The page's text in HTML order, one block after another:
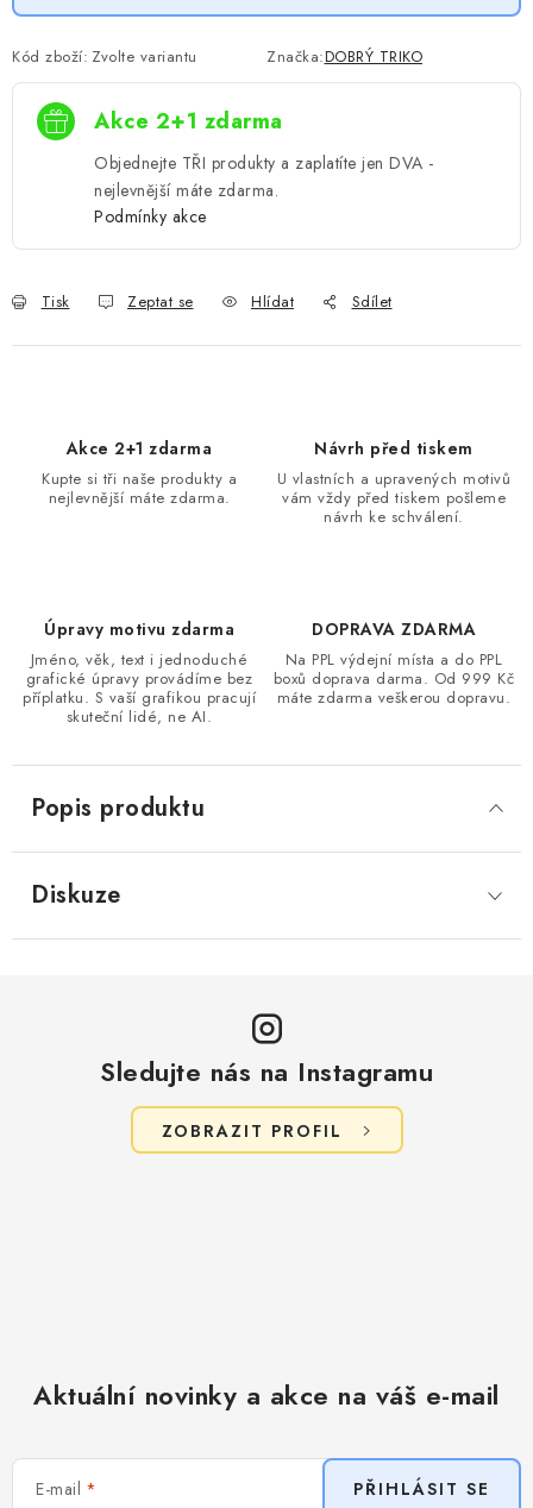
Kód zboží: Zvolte variantu Značka:DOBRÝ TRIKO
Akce 2+1 zdarma
Objednejte TŘI produkty a zaplatíte jen DVA -
nejlevnější máte zdarma.
Podmínky akce
Tisk Zeptat se Hlídat Sdílet
Akce 2+1 zdarma
Kupte si tři naše produkty a
nejlevnější máte zdarma.
Návrh před tiskem
U vlastních a upravených motivů
vám vždy před tiskem pošleme
návrh ke schválení.
Úpravy motivu zdarma
Jméno, věk, text i jednoduché
grafické úpravy provádíme bez
příplatku. S vaší grafikou pracují
skuteční lidé, ne AI.
DOPRAVA ZDARMA
Na PPL výdejní místa a do PPL
boxů doprava darma. Od 999 Kč
máte zdarma veškerou dopravu.
Popis produktu
Diskuze
Sledujte nás na Instagramu
ZOBRAZIT PROFIL
Aktuální novinky a akce na váš e-mail
E-mail PŘIHLÁSIT SE